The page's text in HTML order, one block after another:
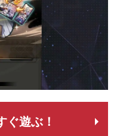
ぐ遊ぶ！